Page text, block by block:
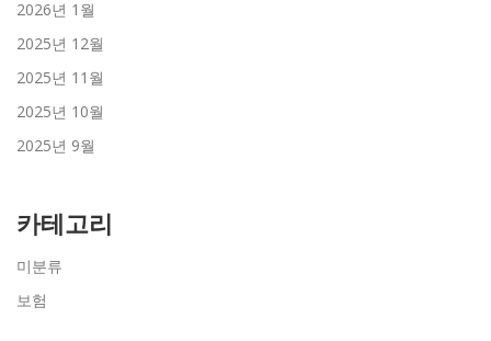
2026년 1월
2025년 12월
2025년 11월
2025년 10월
2025년 9월
카테고리
미분류
보험